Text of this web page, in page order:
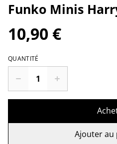
Funko Minis
10,90 €
QUANTITÉ
Ajouter au